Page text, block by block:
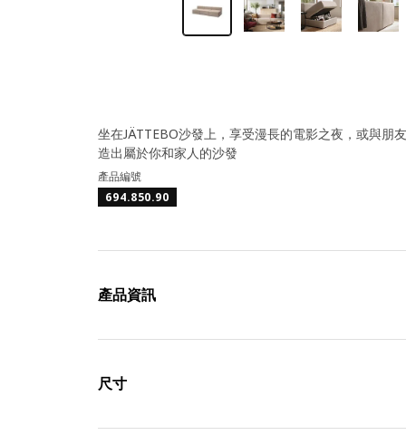
坐在JÄTTEBO沙發上，享受漫長的電影之夜，或與朋
造出屬於你和家人的沙發
產品編號
694.850.90
產品資訊
尺寸